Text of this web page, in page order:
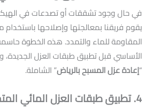
في حال وجود تشققات أو تصدعات في
يقوم فريقنا بمعالجتها وإصلاحها باستخدام
المقاومة للماء والتمدد. هذه الخطوة
الأساسي قبل تطبيق طبقات العزل الجديدة،
“إعادة عزل المسبح بالرياض” الشاملة.
4. تطبيق طبقات العزل المائي المتخصصة